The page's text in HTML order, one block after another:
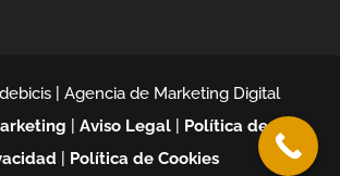
| Agencia de Marketing Digital
|Aviso Legal
Política de
Política de Cookies